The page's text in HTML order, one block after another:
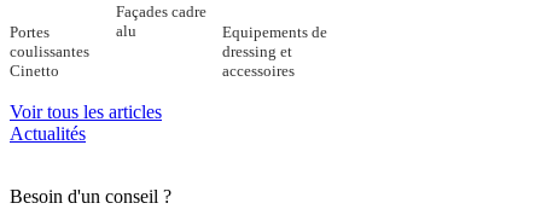
Portes
coulissantes
Cinetto
Façades cadre
alu
Equipements de
dressing et
accessoires
Voir tous les articles
Actualités
Besoin d'un conseil ?